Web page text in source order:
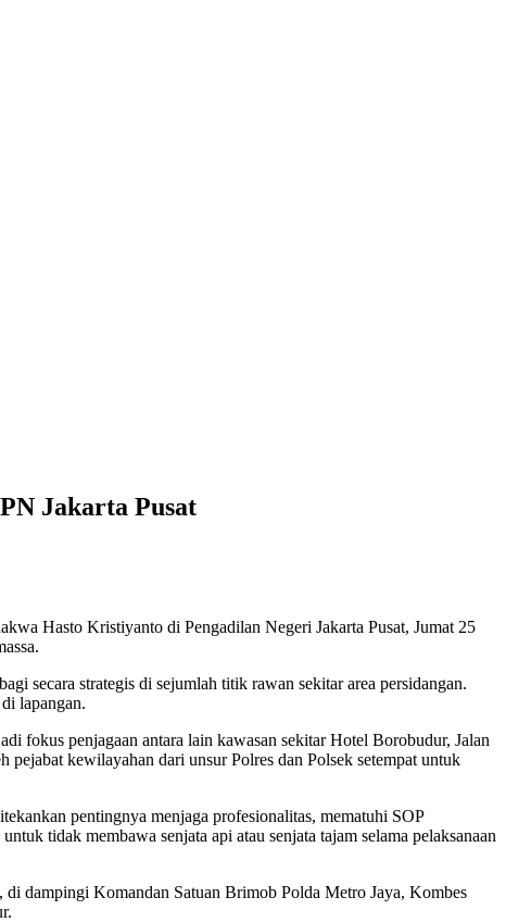
Jakarta Pusat
Hasto Kristiyanto di Pengadilan Negeri Jakarta Pusat, Jumat 25
secara strategis di sejumlah titik rawan sekitar area persidangan.
lapangan.
fokus penjagaan antara lain kawasan sekitar Hotel Borobudur, Jalan
kewilayahan dari unsur Polres dan Polsek setempat untuk
pentingnya menjaga profesionalitas, mematuhi SOP
tidak membawa senjata api atau senjata tajam selama pelaksanaan
dampingi Komandan Satuan Brimob Polda Metro Jaya, Kombes